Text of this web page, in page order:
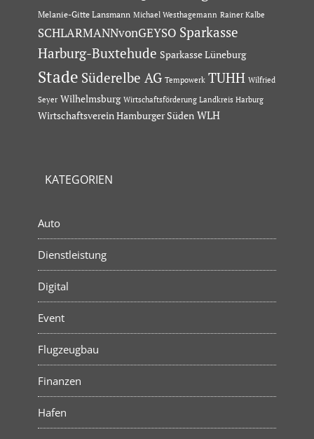
Melanie-Gitte Lansmann Michael Westhagemann Rainer Kalbe
SCHLARMANNvonGEYSO Sparkasse
Harburg-Buxtehude Sparkasse Lüneburg
Stade Süderelbe AG Tempowerk TUHH Wilfried
Seyer Wilhelmsburg Wirtschaftsförderung Landkreis Harburg
Wirtschaftsverein Hamburger Süden WLH
KATEGORIEN
Auto
Dienstleistung
Digital
Event
Flugzeugbau
Finanzen
Hafen